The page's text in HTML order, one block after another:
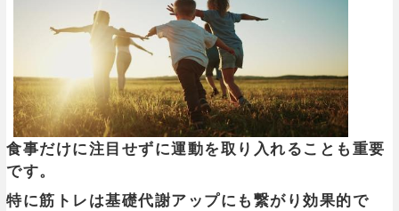
食事だけに注目せずに運動を取り入れることも重要
です。
特に筋トレは基礎代謝アップにも繋がり効果的で